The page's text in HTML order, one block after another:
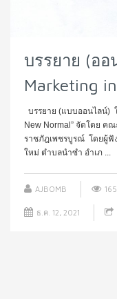
บรรยาย (ออ
Marketing
บรรยาย (แบบออนไลน์)
New Normal” จัดโดย ค
ราชภัฎเพชรบูรณ์ โดยผู้
ใหม่ ตำบลนำซำ อำเภ ...
AJBOMB
ธ.ค. 12, 2021